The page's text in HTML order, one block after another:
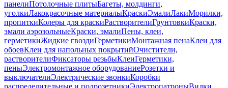
панелиПотолочные плитыБагеты, молдинги,
уголкиЛакокрасочные материалыКраскиЭмалиЛакиМорилки,
пропиткиКолеры для краскиРастворителиГрунтовкиКраски,
эмали аэрозольныеКраски, эмалиПены, клеи,
герметикиЖидкие гвоздиГерметикиМонтажная пенаКлеи для
обоевКлеи для напольных покрытийОчистители,
растворителиФиксаторы резьбыКлеиГерметики,
пеныЭлектромонтажное оборудованиеРозетки и
выключателиЭлектрические звонкиКоробки
распределительные и подрозетникиЭлектропатроныВилки,